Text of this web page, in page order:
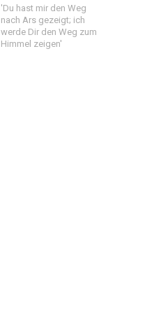
'Du hast mir den Weg
nach Ars gezeigt; ich
werde Dir den Weg zum
Himmel zeigen'